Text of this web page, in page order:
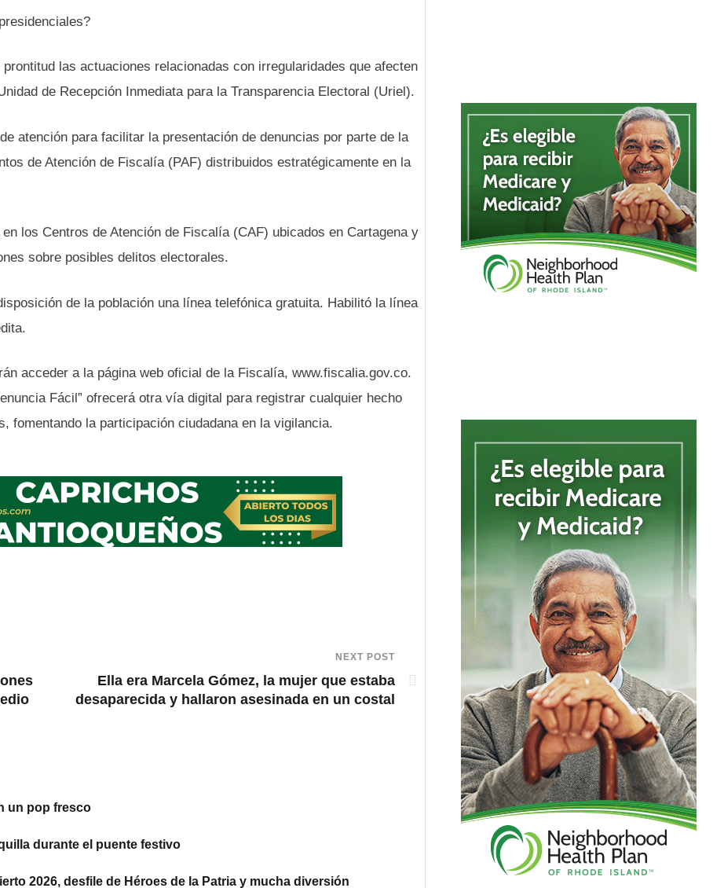
las actuaciones relacionadas con irregularidades que afecten
de Recepción Inmediata para la Transparencia Electoral (Uriel).
atención para facilitar la presentación de denuncias por parte de la
de Atención de Fiscalía (PAF) distribuidos estratégicamente en la
los Centros de Atención de Fiscalía (CAF) ubicados en Cartagena y
sobre posibles delitos electorales.
de la población una línea telefónica gratuita. Habilitó la línea
acceder a la página web oficial de la Fiscalía, www.fiscalia.gov.co.
Fácil” ofrecerá otra vía digital para registrar cualquier hecho
fomentando la participación ciudadana en la vigilancia.
NEXT POST
Ella era Marcela Gómez, la mujer que estaba
desaparecida y hallaron asesinada en un costal
un pop fresco
durante el puente festivo
2026, desfile de Héroes de la Patria y mucha diversión